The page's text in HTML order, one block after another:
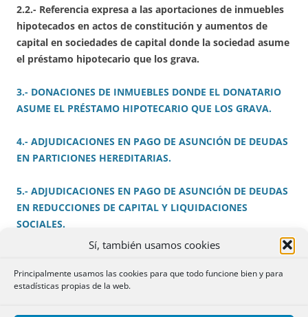
Sí, también usamos cookies
Principalmente usamos las cookies para que todo funcione bien y para
estadísticas propias de la web.
2.2.- Referencia expresa a las aportaciones de inmuebles
hipotecados en actos de constitución y aumentos de
capital en sociedades de capital donde la sociedad asume
el préstamo hipotecario que los grava.
3.- DONACIONES DE INMUEBLES DONDE EL DONATARIO
ASUME EL PRÉSTAMO HIPOTECARIO QUE LOS GRAVA.
4.- ADJUDICACIONES EN PAGO DE ASUNCIÓN DE DEUDAS
EN PARTICIONES HEREDITARIAS.
5.- ADJUDICACIONES EN PAGO DE ASUNCIÓN DE DEUDAS
EN REDUCCIONES DE CAPITAL Y LIQUIDACIONES
SOCIALES.
Ponente: JAVIER MÁXIMO JUÁREZ GONZÁLEZ.